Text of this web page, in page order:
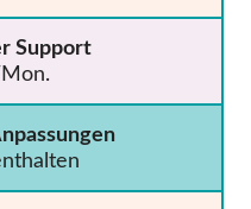
Support